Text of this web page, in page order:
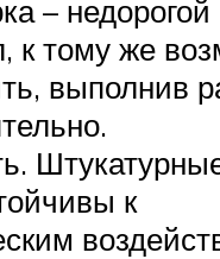
– недорогой
к тому же
выполнив
к